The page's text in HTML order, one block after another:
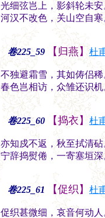
光细弦岂上，影斜轮未
河汉不改色，关山空自
卷225_59 【归燕】杜
不独避霜雪，其如俦侣
春色岂相访，众雏还识
卷225_60 【捣衣】 杜
亦知戍不返，秋至拭清
宁辞捣熨倦，一寄塞垣
卷225_61 【促织】 杜
促织甚微细，哀音何动